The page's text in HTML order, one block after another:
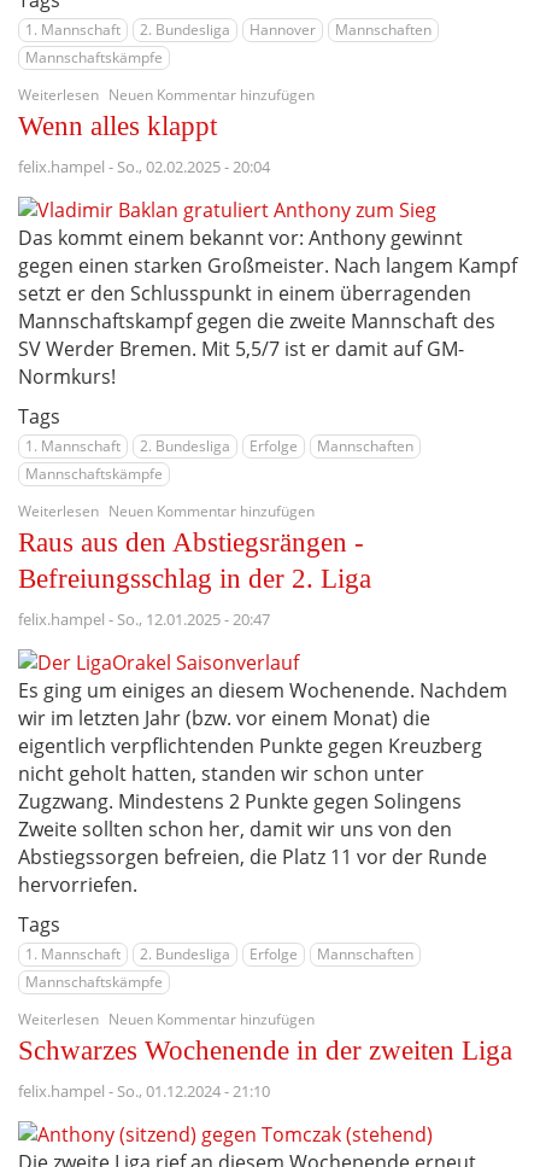
1. Mannschaft 2. Bundesliga Hannover
Mannschaften
Mannschaftskämpfe
Weiterlesen über
Höhen
und
zum
Ligastart
Neuen Kommentar hinzufügen
Wenn alles klappt
felix.hampel - So., 02.02.2025 - 20:04
Das kommt einem bekannt vor: Anthony gewinnt
gegen einen starken Großmeister. Nach langem Kampf
setzt er den Schlusspunkt in einem überragenden
Mannschaftskampf gegen die zweite Mannschaft des
SV Werder Bremen. Mit 5,5/7 ist er damit auf GM-
Normkurs!
Tags
1. Mannschaft 2. Bundesliga Erfolge
Mannschaften
Mannschaftskämpfe
Weiterlesen über
Wenn
alles
klappt
Neuen Kommentar hinzufügen
Raus aus den Abstiegsrängen -
Befreiungsschlag in der 2. Liga
felix.hampel - So., 12.01.2025 - 20:47
Es ging um einiges an diesem Wochenende. Nachdem
wir im letzten Jahr (bzw. vor einem Monat) die
eigentlich verpflichtenden Punkte gegen Kreuzberg
nicht geholt hatten, standen wir schon unter
Zugzwang. Mindestens 2 Punkte gegen Solingens
Zweite sollten schon her, damit wir uns von den
Abstiegssorgen befreien, die Platz 11 vor der Runde
hervorriefen.
Tags
1. Mannschaft 2. Bundesliga Erfolge
Mannschaften
Mannschaftskämpfe
Weiterlesen über
aus
Abstiegsrängen
Befreiungsschlag
Neuen Kommentar hinzufügen
Schwarzes Wochenende in der zweiten Liga
felix.hampel - So., 01.12.2024 - 21:10